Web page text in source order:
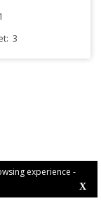
experience -
X
3